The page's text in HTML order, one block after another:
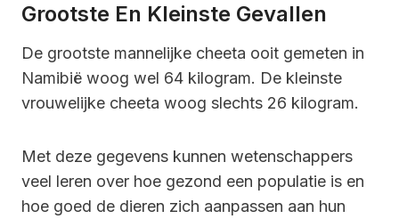
Grootste En Kleinste Gevallen
De grootste mannelijke cheeta ooit gemeten in
Namibië woog wel 64 kilogram. De kleinste
vrouwelijke cheeta woog slechts 26 kilogram.
Met deze gegevens kunnen wetenschappers
veel leren over hoe gezond een populatie is en
hoe goed de dieren zich aanpassen aan hun